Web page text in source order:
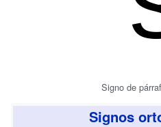
Signo de
Signos